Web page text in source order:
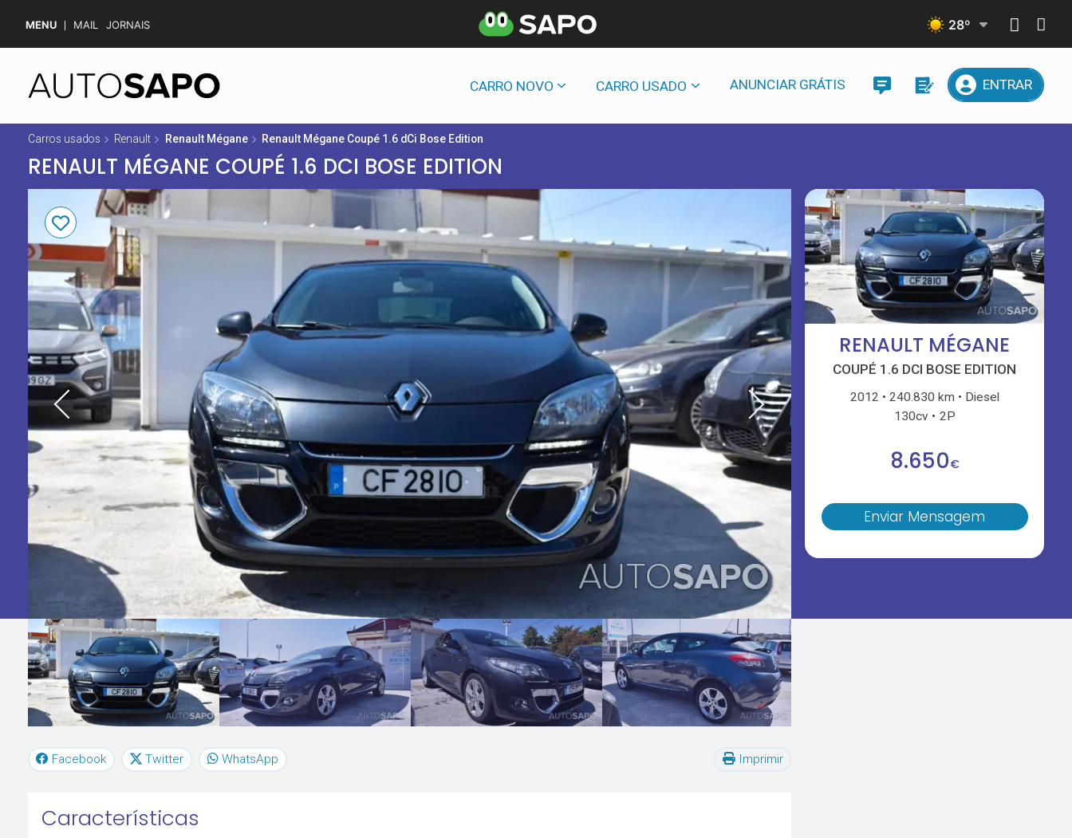
MENU MAIL JORNAIS 28º
CARRO NOVO CARRO USADO ANUNCIAR GRÁTIS ENTRAR
Carros usados Renault Renault Mégane Renault Mégane Coupé 1.6 dCi Bose Edition
RENAULT MÉGANE COUPÉ 1.6 DCI BOSE EDITION
RENAULT MÉGANE
COUPÉ 1.6 DCI BOSE EDITION
2012 240.830 km
Diesel
130cv
2P
8.650€
Enviar Mensagem
Facebook Twitter WhatsApp Imprimir
Características